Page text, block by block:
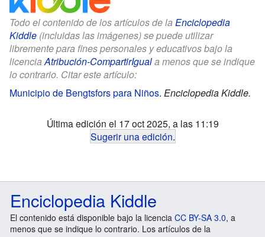
Todo el contenido de los artículos de la Enciclopedia
Kiddle (incluidas las imágenes) se puede utilizar
libremente para fines personales y educativos bajo la
licenciaAtribución-CompartirIguala menos que se indique
lo contrario. Citar este artículo:
Municipio de Bengtsfors para Niños. Enciclopedia Kiddle.
Última edición el 17 oct 2025, a las 11:19
Sugerir una edición.
Enciclopedia Kiddle
El contenido está disponible bajo la licencia CC BY-SA 3.0, a
menos que se indique lo contrario. Los artículos de la